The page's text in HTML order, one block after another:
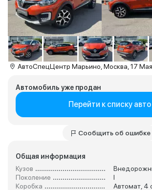
АвтоСпецЦентр Марьино, Москва, 17
Автомобиль уже продан
Перейти к списку авто
Сообщить об ошибке
Общая информация
Кузов
Поколение
I
Коробка
Автомат, 4